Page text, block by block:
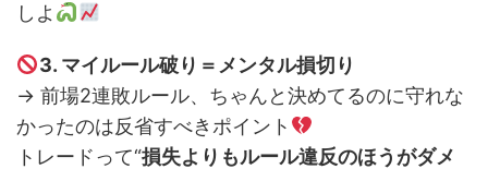
しよ
3. マイルール破り＝メンタル損切り
→ 前場2連敗ルール、ちゃんと決めてるのに守れな
かったのは反省すべきポイント
トレードって“損失よりもルール違反のほうがダメ